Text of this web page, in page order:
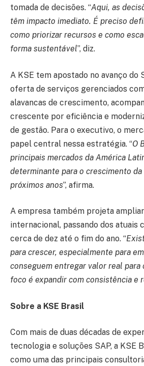
tomada de decisões. “Aqui, as
têm impacto imediato. É preciso
como priorizar recursos e como
forma sustentável”, diz.
A KSE tem apostado no avanço do
oferta de serviços gerenciados
alavancas de crescimento,
crescente por eficiência e
de gestão. Para o executivo, o
papel central nessa estratégia. “O
principais mercados da América
determinante para o crescimento da
próximos anos”, afirma.
A empresa também projeta
internacional, passando dos atuais
cerca de dez até o fim do ano. “
para crescer, especialmente para
conseguem entregar valor real para
foco é expandir com consistência e
Sobre a KSE Brasil
Com mais de duas décadas de
tecnologia e soluções SAP, a KSE
como uma das principais